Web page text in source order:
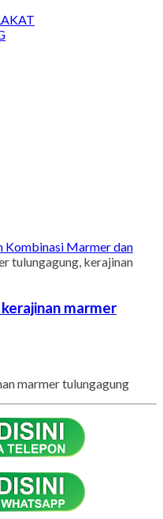
Kombinasi Marmer dan
tulungagung, kerajinan
marmer
marmer tulungagung